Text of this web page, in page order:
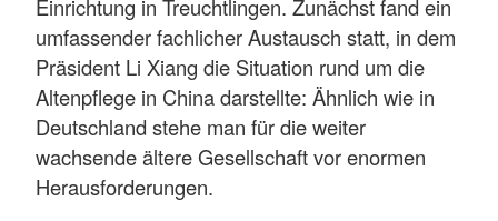
Einrichtung in Treuchtlingen. Zunächst fand ein
umfassender fachlicher Austausch statt, in dem
Präsident Li Xiang die Situation rund um die
Altenpflege in China darstellte: Ähnlich wie in
Deutschland stehe man für die weiter
wachsende ältere Gesellschaft vor enormen
Herausforderungen.